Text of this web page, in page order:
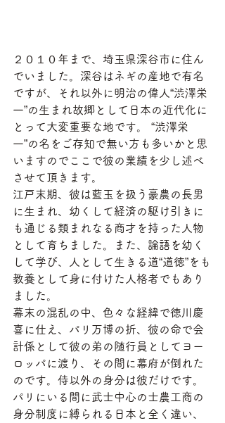
２０１０年まで、埼玉県深谷市に住ん
でいました。深谷はネギの産地で有名
ですが、それ以外に明治の偉人“渋澤栄
一”の生まれ故郷として日本の近代化に
とって大変重要な地です。 “渋澤栄
一”の名をご存知で無い方も多いかと思
いますのでここで彼の業績を少し述べ
させて頂きます。
江戸末期、彼は藍玉を扱う豪農の長男
に生まれ、幼くして経済の駆け引きに
も通じる類まれなる商才を持った人物
として育ちました。また、論語を幼く
して学び、人として生きる道“道徳”をも
教養として身に付けた人格者でもあり
ました。
幕末の混乱の中、色々な経緯で徳川慶
喜に仕え、パリ万博の折、彼の命で会
計係として彼の弟の随行員としてヨー
ロッパに渡り、その間に幕府が倒れた
のです。侍以外の身分は彼だけです。
パリにいる間に武士中心の士農工商の
身分制度に縛られる日本と全く違い、